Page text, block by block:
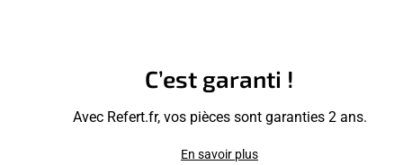
C’est garanti !
Avec Refert.fr, vos pièces sont garanties 2 ans.
En savoir plus